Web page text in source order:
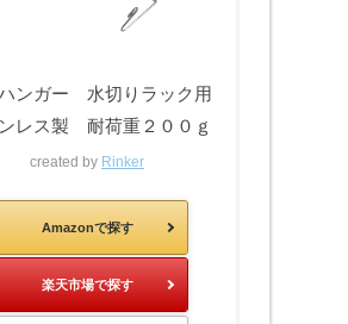
ンガー 水切りラック用
レス製 耐荷重２００ｇ
created by Rinker
Amazonで探す
楽天市場で探す